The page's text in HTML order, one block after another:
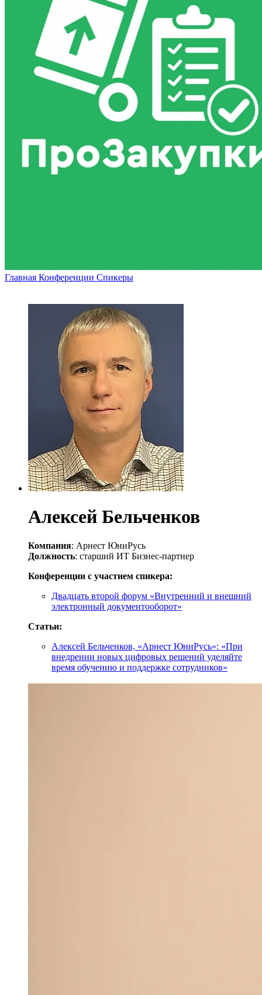
Главная Конференции Спикеры
Алексей Бельченков
Компания: Арнест ЮниРусь
Должность: старший ИТ Бизнес-партнер
Конференции с участием спикера:
Двадцать второй форум «Внутренний и внешний
электронный документооборот»
Статьи:
Алексей Бельченков, «Арнест ЮниРусь»: «При
внедрении новых цифровых решений уделяйте
время обучению и поддержке сотрудников»